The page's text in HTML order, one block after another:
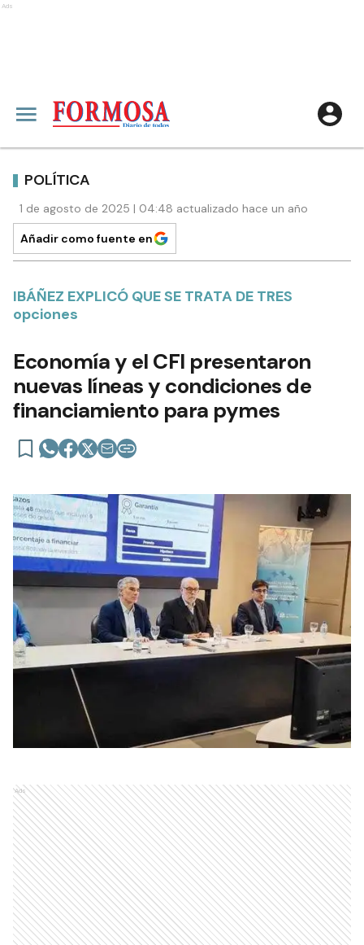
Ads
POLÍTICA
1 de agosto de 2025 | 04:48 actualizado hace un año
Añadir como fuente en
IBÁÑEZ EXPLICÓ QUE SE TRATA DE TRES
opciones
Economía y el CFI presentaron
nuevas líneas y condiciones de
financiamiento para pymes
Ads